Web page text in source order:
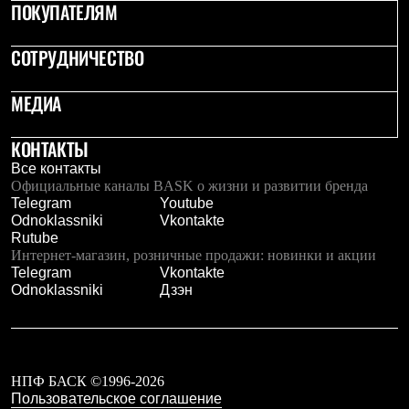
Чуни
Аксессуары
Головные уборы
Шапки
Балаклавы и маски
Повязки
Шарфы
Панамы
Перчатки и рукавицы
Перчатки
Рукавицы
Носки
Полезные аксессуары
Брелки
Ремни
Опушки
В Арктику
Коллекции
ПОКУПАТЕЛЯМ
СОТРУДНИЧЕСТВО
МЕДИА
КОНТАКТЫ
Все контакты
Официальные каналы BASK о жизни и развитии бренда
Telegram
Youtube
Odnoklassniki
Vkontakte
Rutube
Интернет-магазин, розничные продажи: новинки и акции
Telegram
Vkontakte
Odnoklassniki
Дзэн
НПФ БАСК ©1996-2026
Пользовательское соглашение